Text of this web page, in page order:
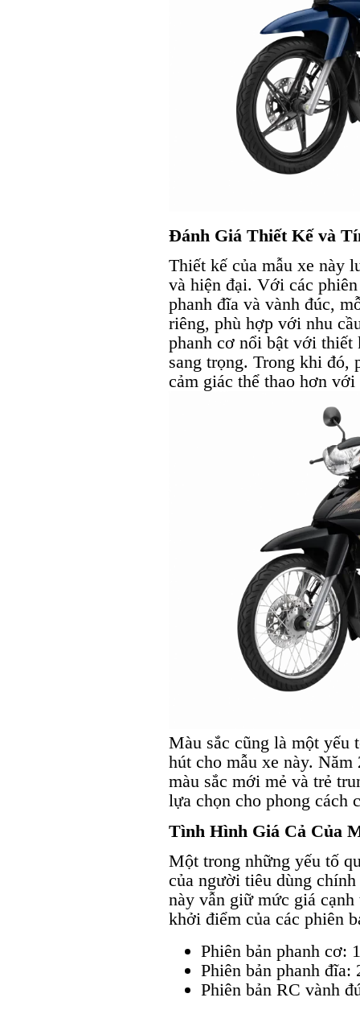
Đánh Giá Thiết Kế và
Thiết kế của mẫu xe này
và hiện đại. Với các
phanh đĩa và vành đúc,
riêng, phù hợp với nhu
phanh cơ nổi bật với thiết
sang trọng. Trong khi đó,
cảm giác thể thao hơn
Màu sắc cũng là một yếu
hút cho mẫu xe này. Năm
màu sắc mới mẻ và trẻ
lựa chọn cho phong cách
Tình Hình Giá Cả Của
Một trong những yếu tố
của người tiêu dùng
này vẫn giữ mức giá
khởi điểm của các phiên
Phiên bản phanh cơ:
Phiên bản phanh
Phiên bản RC vành